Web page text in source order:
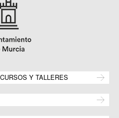
Y TALLERES